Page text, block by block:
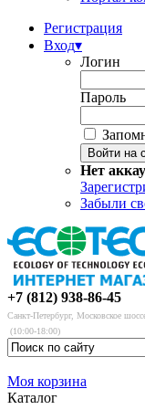
Регистрация
Вход▾
Логин
Пароль
Нет
Забыли
+7 (812) 938-86-45
Санкт-Петербург, Московское
(10:00-18:00)
Моя корзина
Каталог